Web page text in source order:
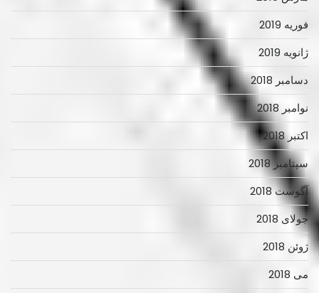
فوریه 2019
ژانویه 2019
دسامبر 2018
نوامبر 2018
اکتبر 2018
سپتامبر 2018
آگوست 2018
جولای 2018
ژوئن 2018
می 2018